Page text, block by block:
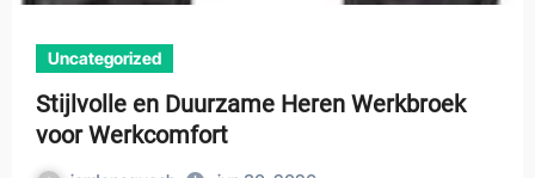
Uncategorized
Stijlvolle en Duurzame Heren Werkbroek
voor Werkcomfort